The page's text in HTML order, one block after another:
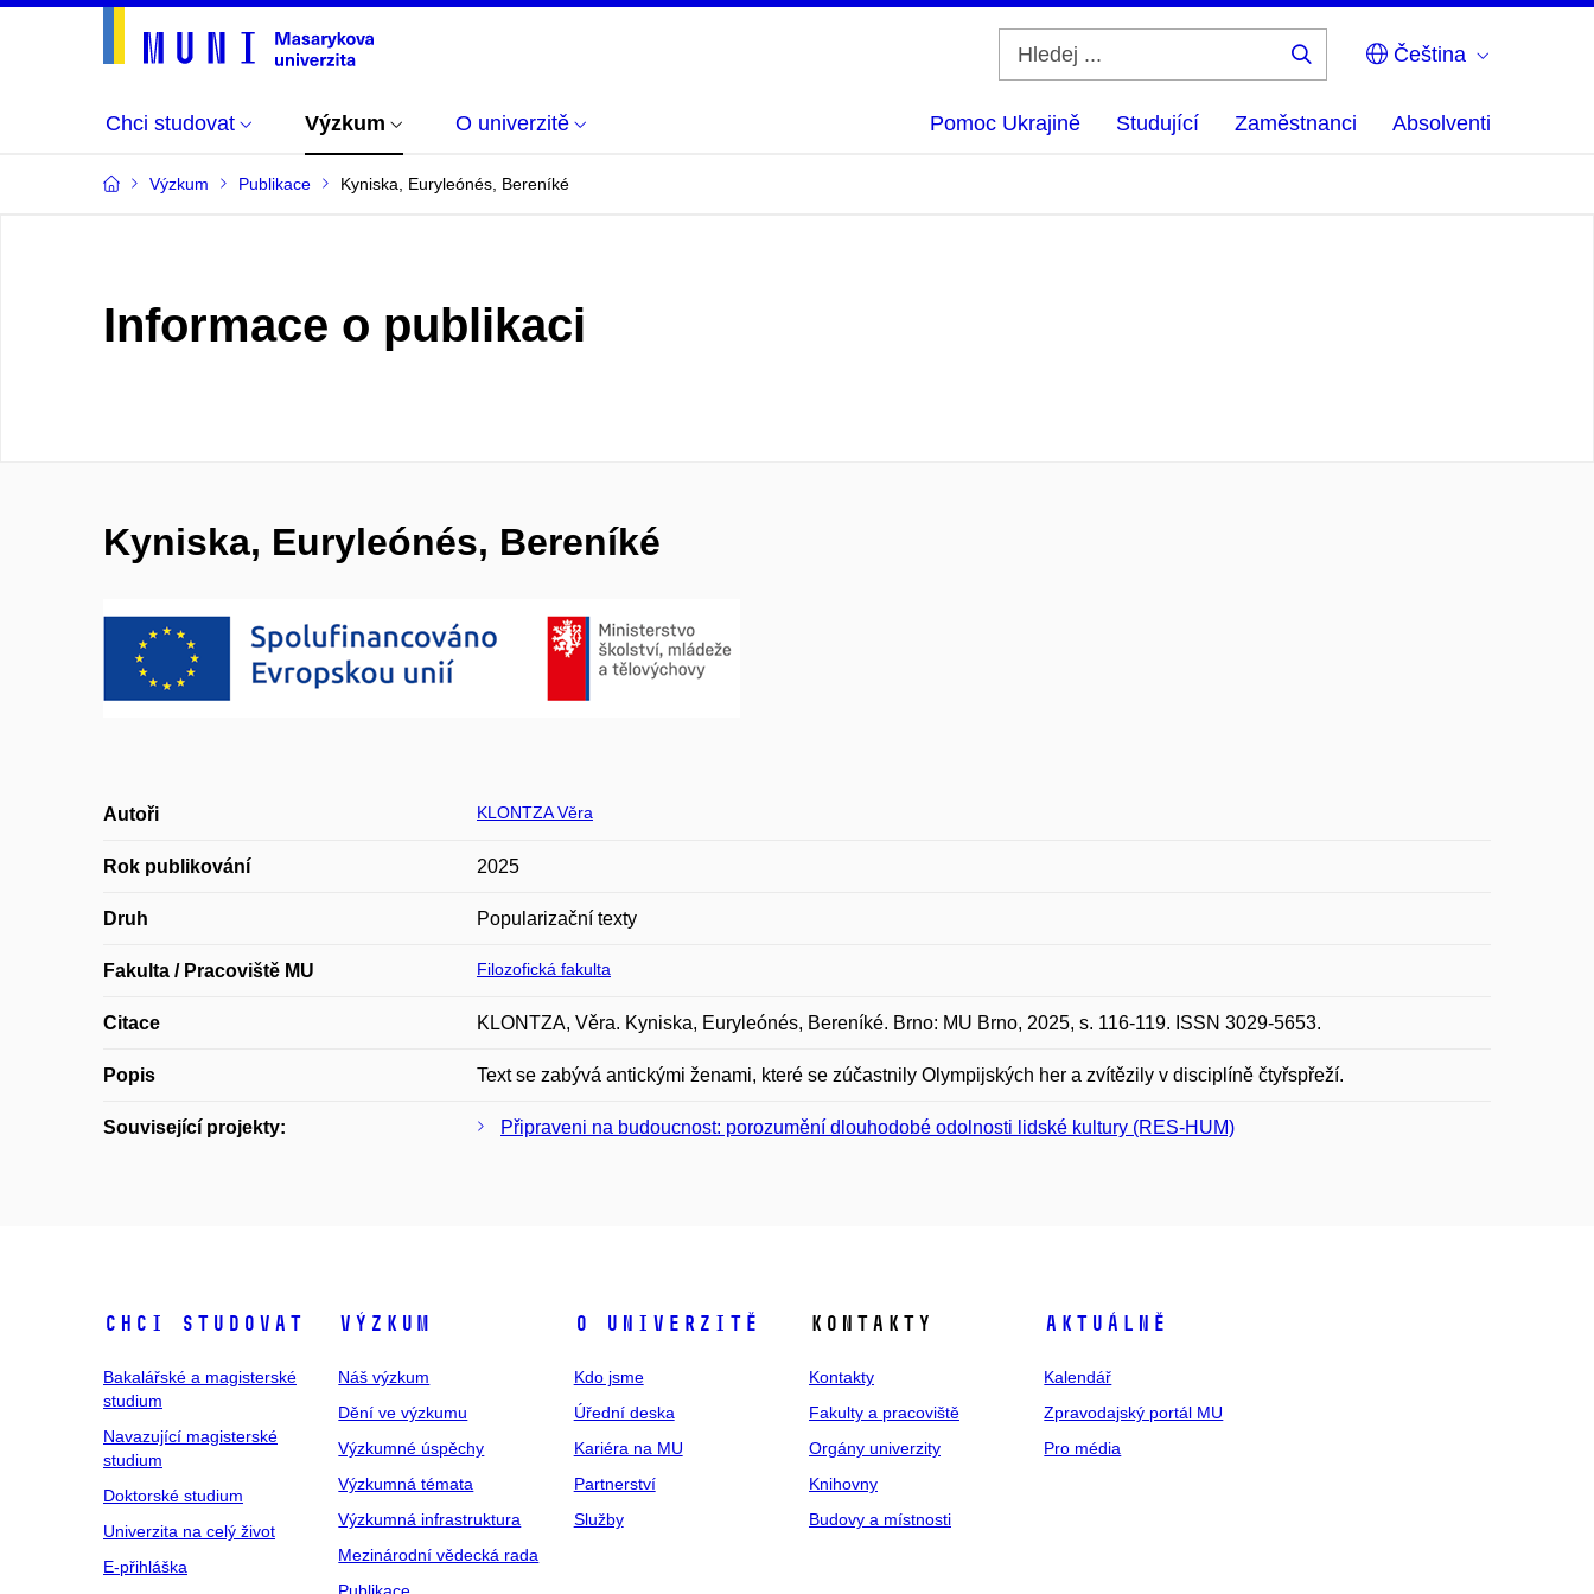
Čeština
Chci studovat Výzkum O univerzitě Pomoc Ukrajině Studující Zaměstnanci Absolventi
Výzkum Publikace Kyniska, Euryleónés, Bereníké
Informace o publikaci
Kyniska, Euryleónés, Bereníké
Autoři KLONTZA Věra
Rok publikování 2025
Druh Popularizační texty
Fakulta / Pracoviště MU Filozofická fakulta
Citace KLONTZA, Věra. Kyniska, Euryleónés, Bereníké. Brno: MU Brno, 2025, s. 116-119. ISSN 3029-5653.
Popis Text se zabývá antickými ženami, které se zúčastnily Olympijských her a zvítězily v disciplíně čtyřspřeží.
Související projekty: Připraveni na budoucnost: porozumění dlouhodobé odolnosti lidské kultury (RES-HUM)
Chci studovat
Bakalářské a magisterské
studium
Navazující magisterské
studium
Doktorské studium
Univerzita na celý život
E-přihláška
Výzkum
Náš výzkum
Dění ve výzkumu
Výzkumné úspěchy
Výzkumná témata
Výzkumná infrastruktura
Mezinárodní vědecká rada
O univerzitě
Kdo jsme
Úřední deska
Kariéra na MU
Partnerství
Služby
Kontakty
Kontakty
Fakulty a pracoviště
Orgány univerzity
Knihovny
Budovy a místnosti
Aktuálně
Kalendář
Zpravodajský portál MU
Pro média